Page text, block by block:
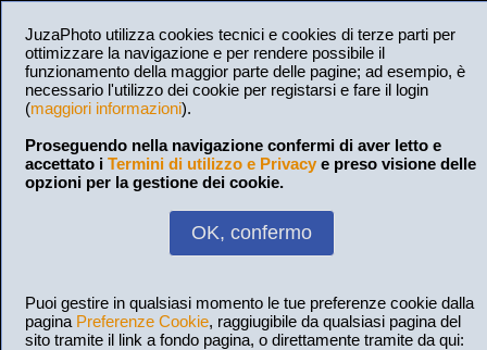
JuzaPhoto utilizza cookies tecnici e cookies di terze parti per
ottimizzare la navigazione e per rendere possibile il
funzionamento della maggior parte delle pagine; ad esempio, è
necessario l'utilizzo dei cookie per registarsi e fare il login
(maggiori informazioni).
Proseguendo nella navigazione confermi di aver letto e
accettato i Termini di utilizzo e Privacy e preso visione delle
opzioni per la gestione dei cookie.
OK, confermo
Puoi gestire in qualsiasi momento le tue preferenze cookie dalla
pagina Preferenze Cookie, raggiugibile da qualsiasi pagina del
sito tramite il link a fondo pagina, o direttamente tramite da qui: